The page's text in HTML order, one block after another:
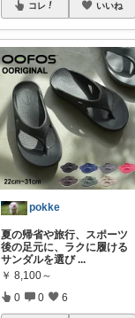
コレ いいね
pokke
夏の帰省や旅行、スポーツ
後の足元に、ラクに履ける
サンダルを選び ...
￥ 8,100～
0 0 6